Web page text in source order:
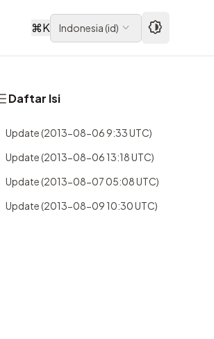
⌘K Indonesia(id)
Daftar Isi
Update (2013-08-06 9:33 UTC)
Update (2013-08-06 13:18 UTC)
Update (2013-08-07 05:08 UTC)
Update (2013-08-09 10:30 UTC)